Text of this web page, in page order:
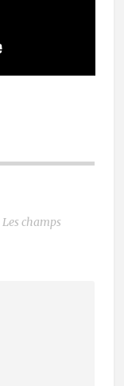
Les champs